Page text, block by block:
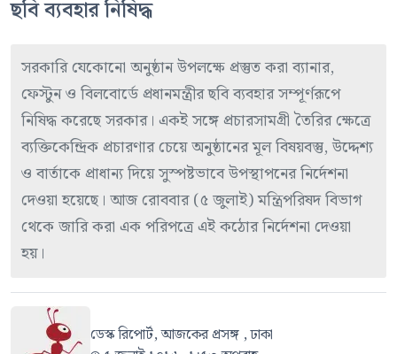
ছবি ব্যবহার নিষিদ্ধ
সরকারি যেকোনো অনুষ্ঠান উপলক্ষে প্রস্তুত করা ব্যানার,
ফেস্টুন ও বিলবোর্ডে প্রধানমন্ত্রীর ছবি ব্যবহার সম্পূর্ণরূপে
নিষিদ্ধ করেছে সরকার। একই সঙ্গে প্রচারসামগ্রী তৈরির ক্ষেত্রে
ব্যক্তিকেন্দ্রিক প্রচারণার চেয়ে অনুষ্ঠানের মূল বিষয়বস্তু, উদ্দেশ্য
ও বার্তাকে প্রাধান্য দিয়ে সুস্পষ্টভাবে উপস্থাপনের নির্দেশনা
দেওয়া হয়েছে। আজ রোববার (৫ জুলাই) মন্ত্রিপরিষদ বিভাগ
থেকে জারি করা এক পরিপত্রে এই কঠোর নির্দেশনা দেওয়া
হয়।
ডেস্ক রিপোর্ট, আজকের প্রসঙ্গ , ঢাকা